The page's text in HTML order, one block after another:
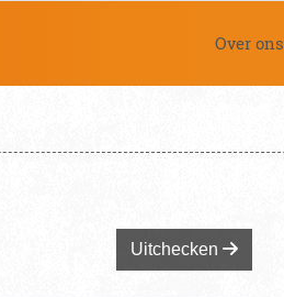
Over ons
Uitchecken